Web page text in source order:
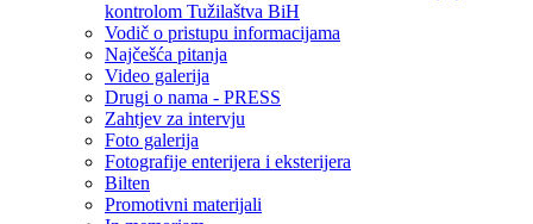
kontrolom Tužilaštva BiH
Vodič o pristupu informacijama
Najčešća pitanja
Video galerija
Drugi o nama - PRESS
Zahtjev za intervju
Foto galerija
Fotografije enterijera i eksterijera
Bilten
Promotivni materijali